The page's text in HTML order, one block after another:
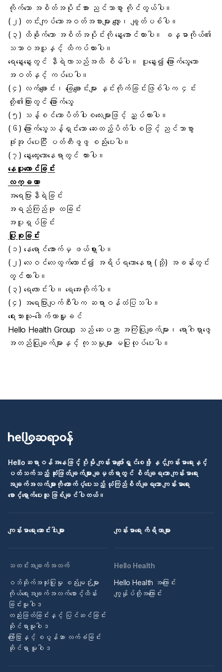
ကိုက်သော အစိတ်အပိုင်းအား ညင်သာစွာ ကိုင်တွယ်ပါ။
(၂) တင်းကျပ်သောအဝတ်အစားများ လျှော့၊ ချွတ်ပစ်ပါ။
(၃) ထိခိုက်သော အစိတ်အပိုင်းကို နွေးအောင်ထားပါ။ ခန္ဓာကိုယ်၏
သဘာဝအပူနှင့် ထိကပ်ထားပါ။
ရေနွေးနွေးတွင် နီရဲလာသည်အထိ စိမ်ပါ။ ပူနွေး၍ ခြောက်သွေ့သော
အဝတ်နှင့် ကပ်ပေးပါ။
(၄) လက်ချောင်း၊ ခြေချောင်းများ
နှင်းကိုက်ခြင်း ဖြစ်ပါက ၄င်း
တို့၏ကြားတွင် ခြောက်သွေ့
(၅) သန့်စင်သောပိတ် ပါးစလေးများဖြင့် ညှပ်ထားပါ။
(၆) ခြောက်သွေ့သန့်ရှင်းသော ဆေးထည့်ပိတ်ပါးစဖြင့် ညင်သာစွာ
ဖုံးအုပ်ပေးပြီး ပတ်တီးဖွဖွ စည်းပေးပါ။
(၇) နွေးထွေးသောနေရာတွင် ထားပါ။
နေပူလောင်ခြင်း
လက္ခဏာ
အရေပြားနီရဲခြင်း
အရည်ကြည်ဖု ထခြင်း
အပူရှပ်ခြင်း
ပြုစုခြင်း
(၁) နေရောင်အောက်မှ ဖယ်ရှားပါ။
(၂) လေဝင်လေထွက်ကောင်း၍ အရိပ်ရသောနေရာ (သို့) အခန်းတွင်း
တွင်ထားပါ။
(၃) ရေလောင်းပါ။ ရေအေးတိုက်ပါ။
(၄) အရေပြားပျက်စီးပါက ဆရာဝန်ထံပြသပါ။
ရေးသားသူ-ဒေါက်တာမှူးခင်
Hello Health Group သည် ဆေးပညာ အကြံပြုချက်များ၊ ရောဂါရှာဖွေ
အတည်ပြုချက်များနှင့် ကုသမှုများ မပြုလုပ်ပေးပါ။
Helloဆရာဝန်အနေဖြင့် ပိုမို ကျန်းမာပျော်ရွှင်စေဖို့ နှင့်ကျန်းမာရေးနှင့်
ပတ်သက်သည့် ဆုံးဖြတ်ချက်များ ချမှတ်ရာတွင် စိတ်ချရသော ကျန်းမာရေး
အချက်အလက်များကို ထောက်ပံ့ပေးသည့် ယုံကြည်စိတ်ချရသော ကျန်းမာရေး
စောင့်ရှောက်ပေးသူ ဖြစ်ချင်ပါတယ်။
ကျန်းမာရေး ဆောင်းပါးများ ကျန်းမာရေး ကိရိယာများ
သတင်းအချက်အလက်
ဝဘ်ဆိုက်အသုံးပြုမှု စည်းမျဉ်းများ
ကိုယ်ရေးအချက်အလက်စောင့်ထိန်း
ခြင်းမူဝါဒ
တည်းဖြတ်ခြင်းနှင့် ပြင်ဆင်ခြင်း
ဆိုင်ရာမူဝါဒ
ကြော်ငြာနှင့် စပွန်ဆာ လက်ခံခြင်း
ဆိုင်ရာ မူဝါဒ
Hello Health
Hello Health အကြောင်း
ကျွန်ုပ်တို့အကြောင်း